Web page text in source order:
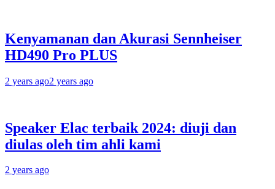
Kenyamanan dan Akurasi Sennheiser
HD490 Pro PLUS
2 years ago2 years ago
Speaker Elac terbaik 2024: diuji dan
diulas oleh tim ahli kami
2 years ago